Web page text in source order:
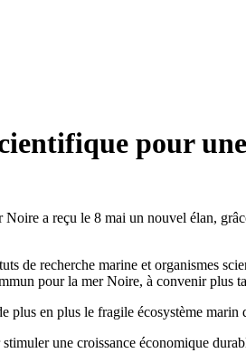
pour
a reçu le 8 mai un nouvel élan,
de recherche marine et organismes
pour la mer Noire, à convenir plus
plus en plus le fragile écosystème marin
une croissance économique